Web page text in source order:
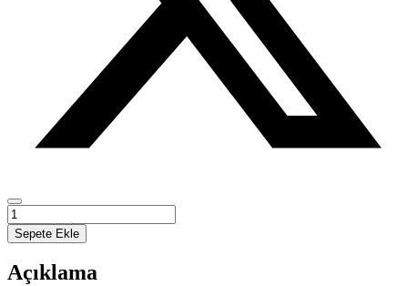
Sosyal
Bilimlerde
Güncel
Araştırmalar
adet
Sepete Ekle
Açıklama